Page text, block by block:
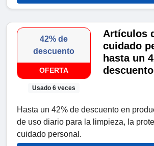
42% de
descuento
OFERTA
Usado 6 veces
Artículos
cuidado
hasta un
descuento
Hasta un 42% de descuento en
de uso diario para la limpieza, la
cuidado personal.